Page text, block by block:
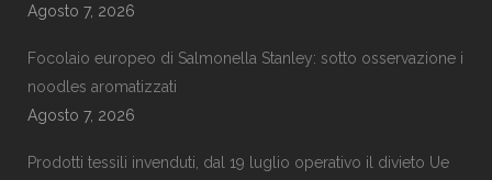
Agosto 7, 2026
Focolaio europeo di Salmonella Stanley: sotto osservazione i
noodles aromatizzati
Agosto 7, 2026
Prodotti tessili invenduti, dal 19 luglio operativo il divieto Ue